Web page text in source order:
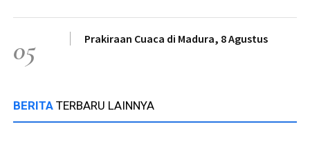
05 Prakiraan Cuaca di Madura, 8 Agustus
BERITA TERBARU LAINNYA